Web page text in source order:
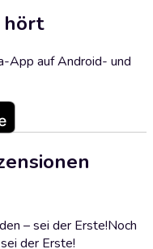
hört
App auf Android- und
– sei der Erste!Noch
der Erste!